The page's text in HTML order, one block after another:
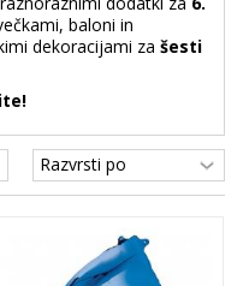
baloni in
dekoracijami za šesti